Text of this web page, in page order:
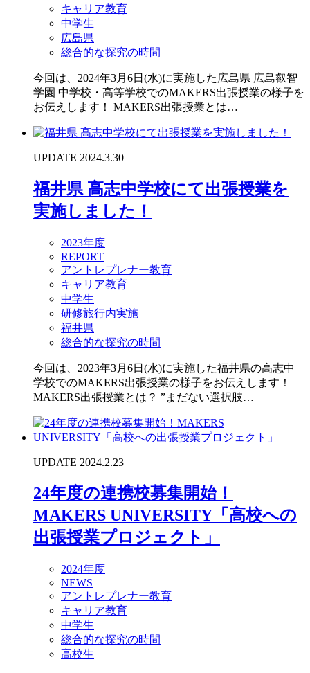
キャリア教育
中学生
広島県
総合的な探究の時間
今回は、2024年3月6日(水)に実施した広島県 広島叡智
学園 中学校・高等学校でのMAKERS出張授業の様子を
お伝えします！ MAKERS出張授業とは…
UPDATE 2024.3.30
福井県 高志中学校にて出張授業を
実施しました！
2023年度
REPORT
アントレプレナー教育
キャリア教育
中学生
研修旅行内実施
福井県
総合的な探究の時間
今回は、2023年3月6日(水)に実施した福井県の高志中
学校でのMAKERS出張授業の様子をお伝えします！
MAKERS出張授業とは？ ”まだない選択肢…
UPDATE 2024.2.23
24年度の連携校募集開始！
MAKERS UNIVERSITY「高校への
出張授業プロジェクト」
2024年度
NEWS
アントレプレナー教育
キャリア教育
中学生
総合的な探究の時間
高校生